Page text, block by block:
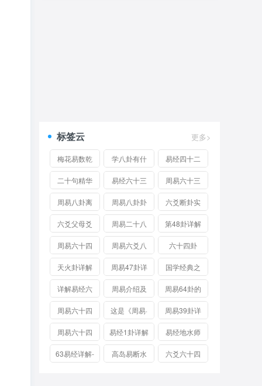
标签云 更多>
梅花易数乾
卦详解
学八卦有什
么用？让别
人对你高呼
牛逼的秘
技……
易经四十二
卦详解
二十句精华
至理名言简
单理解《易
经》奥秘
易经六十三
卦详解
周易六十三
卦既济卦是
好卦吗 水火
既济是吉还
是凶
周易八卦离
卦详解
周易八卦卦
象图 - 周易
八卦对应表
六爻断卦实
例详解视频
六爻父母爻
发动变化详
解，父母爻
独发变化断
卦技巧
周易二十八
卦详解
第48卦详解
周易六十四
卦详解 六十
四卦风雷益
卦详解
周易六爻八
卦六十四卦
图详解
六十四卦
说：坤卦六
爻分别是什
么？
天火卦详解
周易天地 天
火卦详解卦
辞
周易47卦详
解
国学经典之
周易第四十
七讲困卦：
困，君子以
致命遂志
详解易经六
十四卦
周易介绍及
64卦歌诀
周易64卦的
详解
周易六十四
卦图文详解
这是《周易·
易传·第四十
七卦困卦》
中讲君子经
周易39卦详
解
周易六十四
卦第三十九
卦 水山蹇
易经1卦详解
易经地水师
卦详解
63易经详解-
高岛易断水
六爻六十四